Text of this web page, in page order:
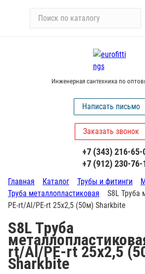
и
у
Инженерная сантехника по
Написать письмо
Заказать звонок
+7 (343) 216-65-
+7 (912) 230-76-
Главная Каталог Трубы и фитинги
Труба металлопластиковая
S8L Труба
PE-rt/Al/PE-rt 25x2,5 (50м) Sharkbite
S8L Труба
rt/Al/PE-rt 25x2,5
Sharkbite